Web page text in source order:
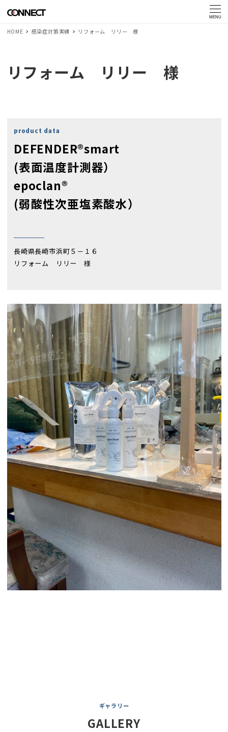
MENU
HOME 感染症対策実績 リフォーム リリー 様
リフォーム リリー 様
product data
DEFENDER®smart
(表面温度計測器）
epoclan®
(弱酸性次亜塩素酸水）
長崎県長崎市浜町５－１６
リフォーム リリー 様
ギャラリー
GALLERY